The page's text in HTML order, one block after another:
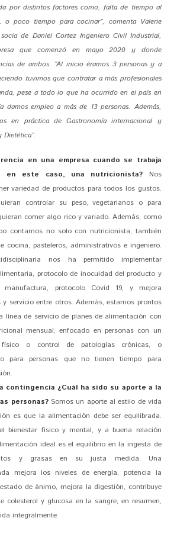
por distintos factores como, falta de tiempo al
o poco tiempo para cocinar”, comenta Valerie
de Daniel Cortez Ingeniero Civil Industrial,
que comenzó en mayo 2020 y donde
de ambos. “Al inicio éramos 3 personas y a
tuvimos que contratar a más profesionales
pese a todo lo que ha ocurrido en el país en
damos empleo a más de 13 personas. Además,
en práctica de Gastronomía internacional y
en una empresa cuando se trabaja
en este caso, una nutricionista? Nos
variedad de productos para todos los gustos.
controlar su peso, vegetarianos o para
comer algo rico y variado. Además, como
contamos no solo con nutricionista, también
cocina, pasteleros, administrativos e ingeniero.
nos ha permitido implementar
protocolo de inocuidad del producto y
manufactura, protocolo Covid 19, y mejora
servicio entre otros. Además, estamos prontos
línea de servicio de planes de alimentación con
mensual, enfocado en personas con un
físico o control de patologías crónicas, o
para personas que no tienen tiempo para
contingencia ¿Cuál ha sido su aporte a la
personas?Somos un aporte al estilo de vida
es que la alimentación debe ser equilibrada.
bienestar físico y mental, y a buena relación
ideal es el equilibrio en la ingesta de
y grasas en su justa medida. Una
mejora los niveles de energía, potencia la
de ánimo, mejora la digestión, contribuye
colesterol y glucosa en la sangre, en resumen,
integralmente.